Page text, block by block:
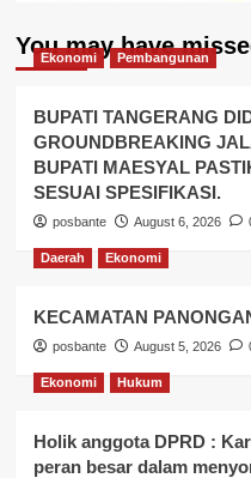
You may have
Ekonomi Pembangunan
BUPATI TANGERANG
GROUNDBREAKING
BUPATI MAESYAL
SESUAI SPESIFIKASI.
posbante August 6, 2026
Daerah Ekonomi
KECAMATAN
posbante August 5, 2026
Ekonomi Hukum
Holik anggota DPRD :
peran besar dalam